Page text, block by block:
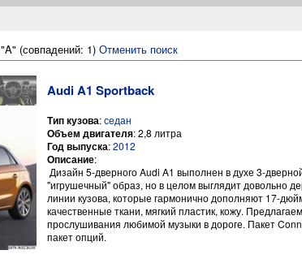
"A" (совпадений: 1) Отменить поиск
Audi A1 Sportback
Тип кузова:седан
Объем двигателя: 2,8 литра
Год выпуска:2012
Описание:
Дизайн 5-дверного Audi A1 выполнен в духе 3-
"игрушечный" образ, но в целом выглядит довольно
линии кузова, которые гармонично дополняют 17-
качественные ткани, мягкий пластик, кожу.
прослушивания любимой музыки в дороге. Пакет
пакет опций.